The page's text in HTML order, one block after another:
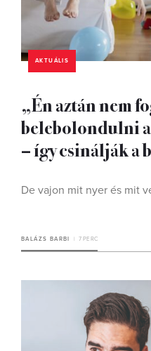
AKTUÁLIS
„Én aztán nem
belebolondulni
– így csinálják a
De vajon mit nyer és mit
BALÁZS BARBI 7 PERC